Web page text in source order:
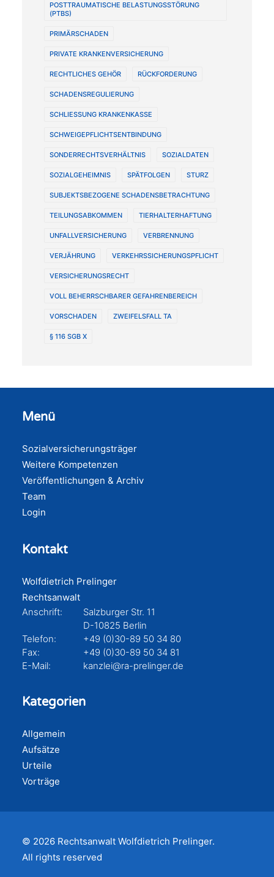
POSTTRAUMATISCHE BELASTUNGSSTÖRUNG
(PTBS)
PRIMÄRSCHADEN
PRIVATE KRANKENVERSICHERUNG
RECHTLICHES GEHÖR RÜCKFORDERUNG
SCHADENSREGULIERUNG
SCHLIESSUNG KRANKENKASSE
SCHWEIGEPFLICHTSENTBINDUNG
SONDERRECHTSVERHÄLTNIS SOZIALDATEN
SOZIALGEHEIMNIS SPÄTFOLGEN STURZ
SUBJEKTSBEZOGENE SCHADENSBETRACHTUNG
TEILUNGSABKOMMEN TIERHALTERHAFTUNG
UNFALLVERSICHERUNG VERBRENNUNG
VERJÄHRUNG VERKEHRSSICHERUNGSPFLICHT
VERSICHERUNGSRECHT
VOLL BEHERRSCHBARER GEFAHRENBEREICH
VORSCHADEN ZWEIFELSFALL TA
§ 116 SGB X
Menü
Sozialversicherungsträger
Weitere Kompetenzen
Veröffentlichungen & Archiv
Team
Login
Kontakt
Wolfdietrich Prelinger
Rechtsanwalt
Anschrift:
Salzburger Str. 11
D-10825 Berlin
Telefon:
+49 (0)30-89 50 34 80
Fax:
+49 (0)30-89 50 34 81
E-Mail:
kanzlei@ra-prelinger.de
Kategorien
Allgemein
Aufsätze
Urteile
Vorträge
© 2026 Rechtsanwalt Wolfdietrich Prelinger.
All rights reserved